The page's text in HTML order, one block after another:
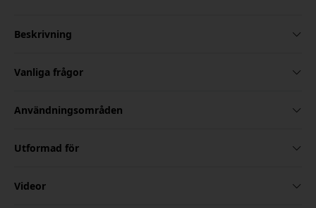
Beskrivning
Vanliga frågor
Användningsområden
Utformad för
Videor